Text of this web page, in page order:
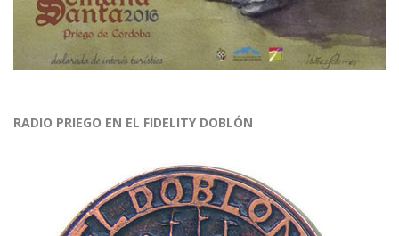
RADIO PRIEGO EN EL FIDELITY DOBLÓN